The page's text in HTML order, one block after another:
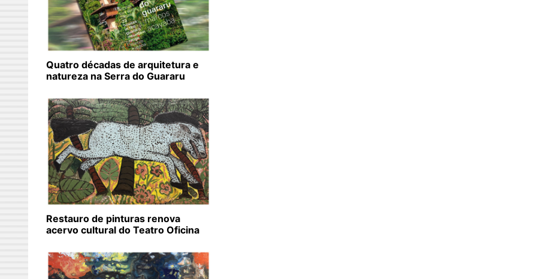
Quatro décadas de arquitetura e
natureza na Serra do Guararu
Restauro de pinturas renova
acervo cultural do Teatro Oficina